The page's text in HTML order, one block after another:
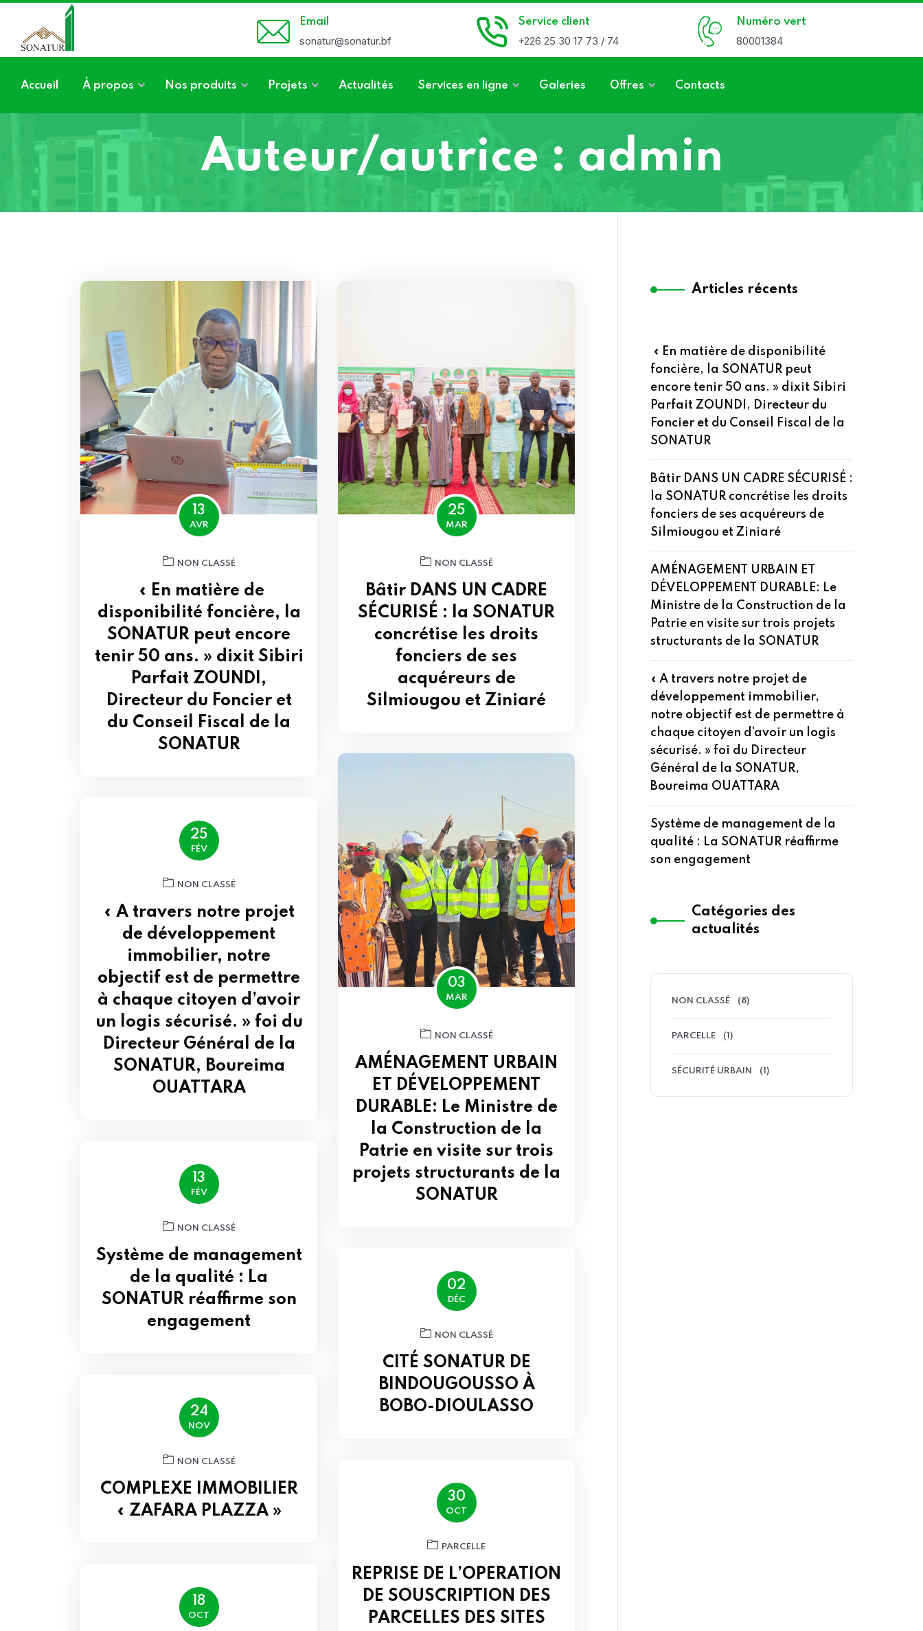
Email
sonatur@sonatur.bf
Service client
+226 25 30 17 73 / 74
Numéro vert
80001384
Accueil À propos Nos produits Projets Actualités Services en ligne Galeries Offres Contacts
Auteur/autrice : admin
13
AVR
NON CLASSÉ
« En matière de
disponibilité foncière, la
SONATUR peut encore
tenir 50 ans. » dixit Sibiri
Parfait ZOUNDI,
Directeur du Foncier et
du Conseil Fiscal de la
SONATUR
25
MAR
NON CLASSÉ
Bâtir DANS UN CADRE
SÉCURISÉ : la SONATUR
concrétise les droits
fonciers de ses
acquéreurs de
Silmiougou et Ziniaré
03
MAR
NON CLASSÉ
AMÉNAGEMENT URBAIN
ET DÉVELOPPEMENT
DURABLE: Le Ministre de
la Construction de la
Patrie en visite sur trois
projets structurants de la
SONATUR
25
FÉV
NON CLASSÉ
« A travers notre projet
de développement
immobilier, notre
objectif est de permettre
à chaque citoyen d’avoir
un logis sécurisé. » foi du
Directeur Général de la
SONATUR, Boureima
OUATTARA
13
FÉV
NON CLASSÉ
Système de management
de la qualité : La
SONATUR réaffirme son
engagement
02
DÉC
NON CLASSÉ
CITÉ SONATUR DE
BINDOUGOUSSO À
BOBO-DIOULASSO
24
NOV
NON CLASSÉ
COMPLEXE IMMOBILIER
« ZAFARA PLAZZA »
30
OCT
PARCELLE
REPRISE DE L’OPERATION
DE SOUSCRIPTION DES
PARCELLES DES SITES
18
OCT
Articles récents
« En matière de disponibilité
foncière, la SONATUR peut
encore tenir 50 ans. » dixit Sibiri
Parfait ZOUNDI, Directeur du
Foncier et du Conseil Fiscal de la
SONATUR
Bâtir DANS UN CADRE SÉCURISÉ :
la SONATUR concrétise les droits
fonciers de ses acquéreurs de
Silmiougou et Ziniaré
AMÉNAGEMENT URBAIN ET
DÉVELOPPEMENT DURABLE: Le
Ministre de la Construction de la
Patrie en visite sur trois projets
structurants de la SONATUR
« A travers notre projet de
développement immobilier,
notre objectif est de permettre à
chaque citoyen d’avoir un logis
sécurisé. » foi du Directeur
Général de la SONATUR,
Boureima OUATTARA
Système de management de la
qualité : La SONATUR réaffirme
son engagement
Catégories des
actualités
NON CLASSÉ (8)
PARCELLE (1)
SÉCURITÉ URBAIN (1)